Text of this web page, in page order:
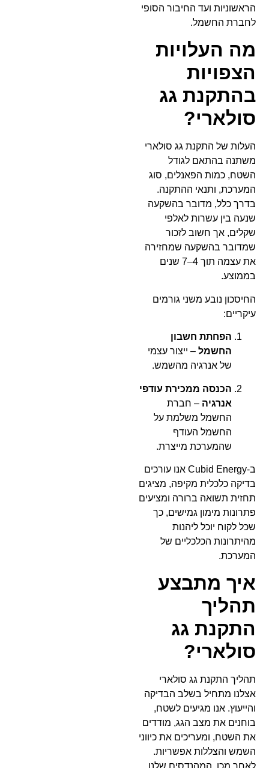
הראשוניות ועד החיבור הסופי
לחברת החשמל.
מה העלויות
הצפויות
בהתקנת גג
סולארי?
העלות של התקנת גג סולארי
משתנה בהתאם לגודל
השטח, כמות הפאנלים, סוג
המערכת, ותנאי ההתקנה.
בדרך כלל, מדובר בהשקעה
שנעה בין עשרות לאלפי
שקלים, אך חשוב לזכור
שמדובר בהשקעה שמחזירה
את עצמה תוך 4–7 שנים
בממוצע.
החיסכון נובע משני גורמים
עיקריים:
הפחתת חשבון
החשמל – ייצור עצמי
של אנרגיה מהשמש.
הכנסה ממכירת עודפי
אנרגיה – חברת
החשמל משלמת על
החשמל העודף
שהמערכת מייצרת.
ב-Cubid Energy אנו עורכים
בדיקה כלכלית מקיפה, מציגים
תחזית תשואה ברורה ומציעים
פתרונות מימון גמישים, כך
שכל לקוח יוכל ליהנות
מהיתרונות הכלכליים של
המערכת.
איך מתבצע
תהליך
התקנת גג
סולארי?
תהליך התקנת גג סולארי
אצלנו מתחיל בשלב הבדיקה
והייעוץ. אנו מגיעים לשטח,
בוחנים את מצב הגג, מודדים
את השטח, ומעריכים את כיווני
השמש והצללות אפשריות.